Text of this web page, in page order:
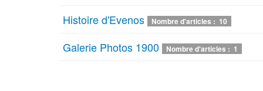
Histoire d'Evenos Nombre d'articles : 10
Galerie Photos 1900 Nombre d'articles : 1